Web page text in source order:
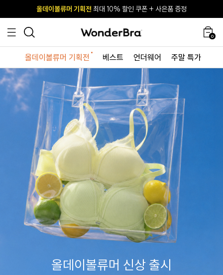
사이즈 무료 교환 서비스
올데이볼류머 기획전 최대 10% 할인 쿠폰 + 사은품 증정
사이즈 무료 교환 서비스
올데이볼류머 기획전 최대 10% 할인 쿠폰 + 사은품 증정
0
올데이볼류머 기획전 베스트 언더웨어 주말 특가
올데이볼류머 신상 출시